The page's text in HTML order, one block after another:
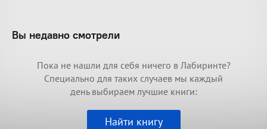
Вы недавно смотрели
Пока не нашли для себя ничего в Лабиринте?
Специально для таких случаев мы каждый
день выбираем лучшие книги:
Найти книгу